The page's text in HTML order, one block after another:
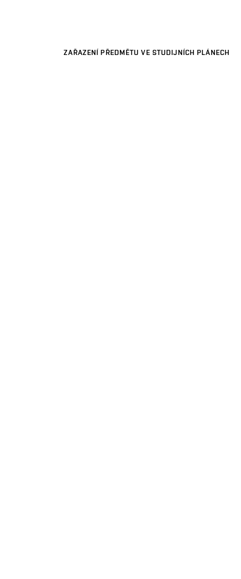
ZAŘAZENÍ PŘEDMĚTU VE STUDIJNÍCH PLÁNECH